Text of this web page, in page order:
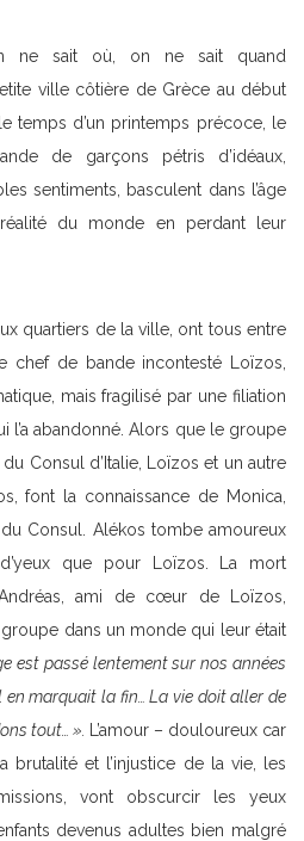
ne sait où, on ne sait quand
ville côtière de Grèce au début
temps d’un printemps précoce, le
de garçons pétris d’idéaux,
sentiments, basculent dans l’âge
du monde en perdant leur
quartiers de la ville, ont tous entre
chef de bande incontesté Loïzos,
mais fragilisé par une filiation
l’a abandonné. Alors que le groupe
Consul d’Italie, Loïzos et un autre
font la connaissance de Monica,
Consul. Alékos tombe amoureux
que pour Loïzos. La mort
ami de cœur de Loïzos,
dans un monde qui leur était
est passé lentement sur nos années
en marquait la fin… La vie doit aller de
tout… ».
L’amour – douloureux car
brutalité et l’injustice de la vie, les
vont obscurcir les yeux
devenus adultes bien malgré